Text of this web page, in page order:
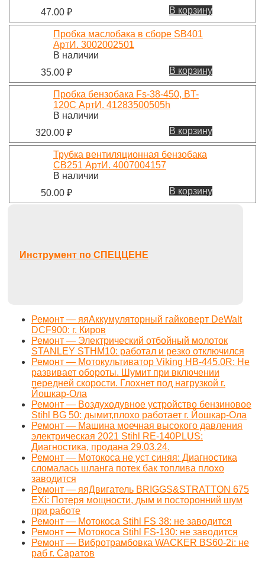
47.00 ₽ В корзину
Пробка маслобака в сборе SB401
АртИ. 3002002501
В наличии
35.00 ₽ В корзину
Пробка бензобака Fs-38-450, BT-
120C АртИ. 41283500505h
В наличии
320.00 ₽ В корзину
Трубка вентиляционная бензобака
СВ251 АртИ. 4007004157
В наличии
50.00 ₽ В корзину
Инструмент по СПЕЦЦЕНЕ
Ремонт — яяАккумуляторный гайковерт DeWalt
DCF900: г. Киров
Ремонт — Электрический отбойный молоток
STANLEY STHM10: работал и резко отключился
Ремонт — Мотокультиватор Viking HB-445.0R: Не
развивает обороты. Шумит при включении
передней скорости. Глохнет под нагрузкой г.
Йошкар-Ола
Ремонт — Воздуходувное устройство бензиновое
Stihl BG 50: дымит,плохо работает г. Йошкар-Ола
Ремонт — Машина моечная высокого давления
электрическая 2021 Stihl RE-140PLUS:
Диагностика, продана 29.03.24.
Ремонт — Мотокоса не уст синяя: Диагностика
сломалась шланга потек бак топлива плохо
заводится
Ремонт — яяДвигатель BRIGGS&STRATTON 675
EXi: Потеря мощности, дым и посторонний шум
при работе
Ремонт — Мотокоса Stihl FS 38: не заводится
Ремонт — Мотокоса Stihl FS-130: не заводится
Ремонт — Вибротрамбовка WACKER BS60-2i: не
раб г. Саратов